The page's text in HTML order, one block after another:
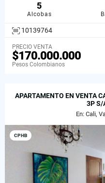
5
Alcobas
10139764
PRECIO VENTA
$170.000.000
Pesos Colombianos
APARTAMENTO EN VENTA
3P S/
En: Cali,
CPHB